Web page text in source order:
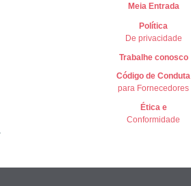
Meia Entrada
Política
De privacidade
Trabalhe conosco
Código de Conduta
para Fornecedores
Ética e
Conformidade